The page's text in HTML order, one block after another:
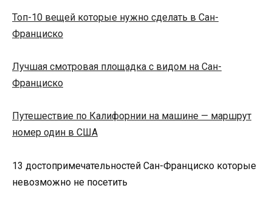
Топ-10 вещей которые нужно сделать в Сан-
Франциско
Лучшая смотровая площадка с видом на Сан-
Франциско
Путешествие по Калифорнии на машине — маршрут
номер один в США
13 достопримечательностей Сан-Франциско которые
невозможно не посетить